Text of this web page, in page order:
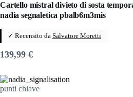
Cartello mistral divieto di sosta
nadia segnaletica pbalb6m3mis
✓ Recensito da Salvatore Moretti
139,99 €
punti chiave